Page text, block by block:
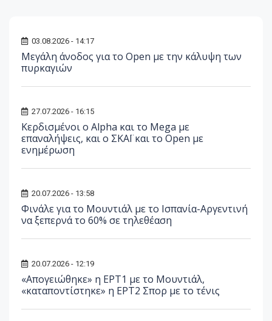
03.08.2026 - 14:17
Μεγάλη άνοδος για το Open με την κάλυψη των
πυρκαγιών
27.07.2026 - 16:15
Κερδισμένοι ο Alpha και το Mega με
επαναλήψεις, και ο ΣΚΑΪ και το Open με
ενημέρωση
20.07.2026 - 13:58
Φινάλε για το Μουντιάλ με το Ισπανία-Αργεντινή
να ξεπερνά το 60% σε τηλεθέαση
20.07.2026 - 12:19
«Απογειώθηκε» η ΕΡΤ1 με το Μουντιάλ,
«καταποντίστηκε» η ΕΡΤ2 Σπορ με το τένις